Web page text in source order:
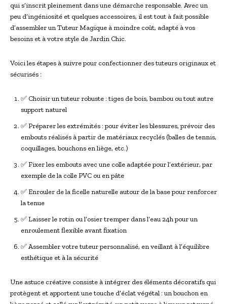
qui s’inscrit pleinement dans une démarche responsable. Avec un
peu d’ingéniosité et quelques accessoires, il est tout à fait possible
d’assembler un Tuteur Magique à moindre coût, adapté à vos
besoins et à votre style de Jardin Chic.
Voici les étapes à suivre pour confectionner des tuteurs originaux et
sécurisés :
✅ Choisir un tuteur robuste : tiges de bois, bambou ou tout autre
support naturel
✅ Préparer les extrémités : pour éviter les blessures, prévoir des
embouts réalisés à partir de matériaux recyclés (balles de tennis,
coquillages, bouchons en liège, etc.)
✅ Fixer les embouts avec une colle adaptée pour l’extérieur, par
exemple de la colle PVC ou en pâte
✅ Enrouler de la ficelle naturelle autour de la base pour renforcer
la tenue
✅ Laisser le rotin ou l’osier tremper dans l’eau 24h pour un
enroulement flexible avant fixation
✅ Assembler votre tuteur personnalisé, en veillant à l’équilibre
esthétique et à la sécurité
Une astuce créative consiste à intégrer des éléments décoratifs qui
protègent et apportent une touche d’éclat végétal : un bouchon en